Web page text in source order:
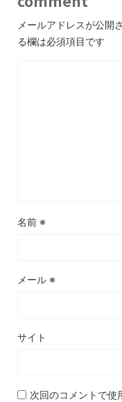
メールアドレスが公開
る欄は必須項目です
名前 ※
メール ※
サイト
次回のコメントで使